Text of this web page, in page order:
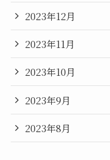
2023年12月
2023年11月
2023年10月
2023年9月
2023年8月